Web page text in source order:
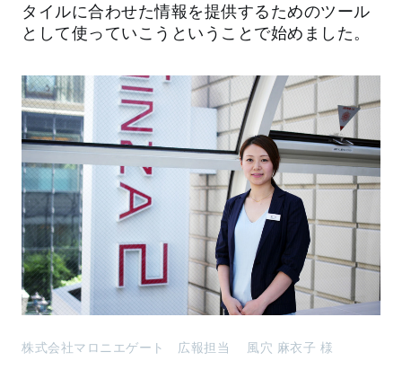
タイルに合わせた情報を提供するためのツール
として使っていこうということで始めました。
株式会社マロニエゲート 広報担当 風穴 麻衣子 様